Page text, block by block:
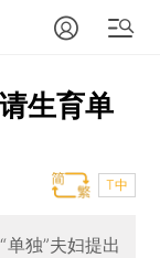
生育单
T中
独”夫妇提出